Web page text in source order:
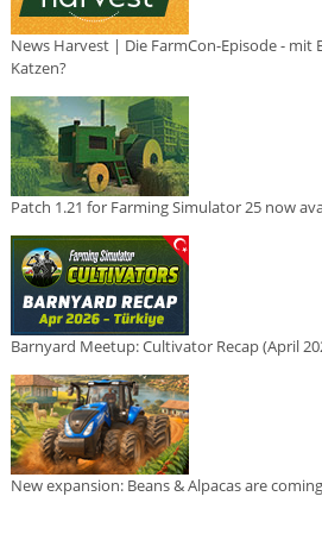
News Harvest | Die FarmCon-Episode - mit
Katzen?
Patch 1.21 for Farming Simulator 25 now
Barnyard Meetup: Cultivator Recap (April
New expansion: Beans & Alpacas are